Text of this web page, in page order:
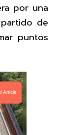
por una
de
puntos
Article